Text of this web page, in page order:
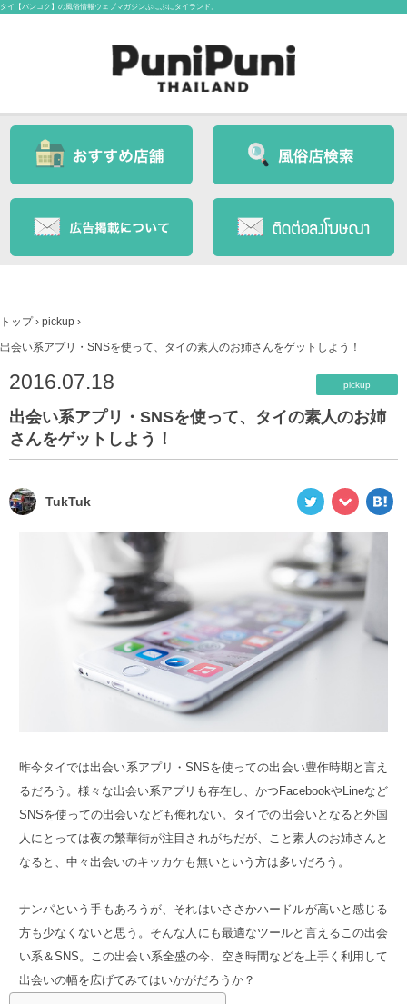
タイ【バンコク】の風俗情報ウェブマガジンぷにぷにタイランド。
トップ › pickup ›
出会い系アプリ・SNSを使って、タイの素人のお姉さんをゲットしよう！
2016.07.18 pickup
出会い系アプリ・SNSを使って、タイの素人のお姉
さんをゲットしよう！
TukTuk
昨今タイでは出会い系アプリ・SNSを使っての出会い豊作時期と言え
るだろう。様々な出会い系アプリも存在し、かつFacebookやLineなど
SNSを使っての出会いなども侮れない。タイでの出会いとなると外国
人にとっては夜の繁華街が注目されがちだが、こと素人のお姉さんと
なると、中々出会いのキッカケも無いという方は多いだろう。
ナンパという手もあろうが、それはいささかハードルが高いと感じる
方も少なくないと思う。そんな人にも最適なツールと言えるこの出会
い系＆SNS。この出会い系全盛の今、空き時間などを上手く利用して
出会いの幅を広げてみてはいかがだろうか？